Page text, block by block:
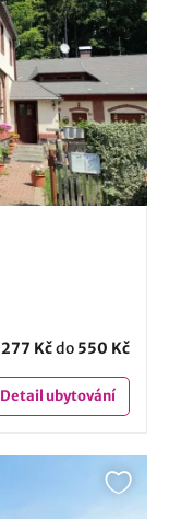
277 Kčdo 550 Kč
Detailubytování